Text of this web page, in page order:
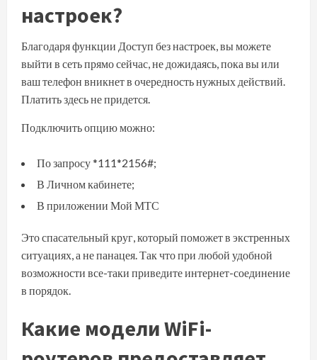
настроек?
Благодаря функции Доступ без настроек, вы можете
выйти в сеть прямо сейчас, не дожидаясь, пока вы или
ваш телефон вникнет в очередность нужных действий.
Платить здесь не придется.
Подключить опцию можно:
По запросу *111*2156#;
В Личном кабинете;
В приложении Мой МТС
Это спасательный круг, который поможет в экстренных
ситуациях, а не панацея. Так что при любой удобной
возможности все-таки приведите интернет-соединение
в порядок.
Какие модели WiFi-